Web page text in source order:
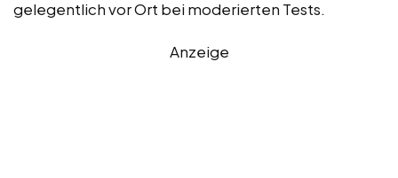
gelegentlich vor Ort bei moderierten Tests.
Anzeige